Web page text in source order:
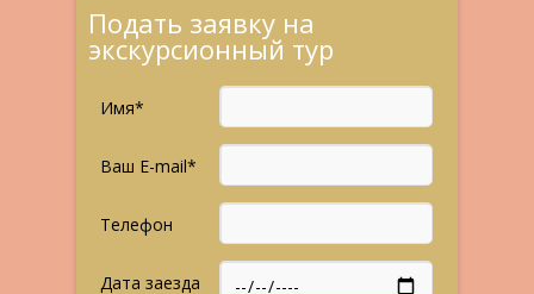
Подать заявку на
экскурсионный тур
Имя*
Ваш E-mail*
Телефон
Дата заезда